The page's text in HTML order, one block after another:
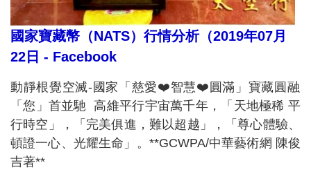
國家寶藏幣（NATS）行情分析（2019年07月
22日 - Facebook
動靜根覺空滅-國家「慈愛❤️智慧❤️圓滿」寶藏圓融
「您」首並馳 高維平行宇宙萬千年，「天地極稀 平
行時空」，「完美俱進，難以超越」，「尊心體驗、
頓證一心、光耀生命」。**GCWPA/中華藝術網 陳俊
吉著**